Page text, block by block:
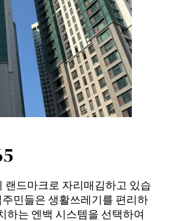
랜드마크로 자리매김하고 있습
민들은 생활쓰레기를 편리하
하는 엔백 시스템을 선택하여